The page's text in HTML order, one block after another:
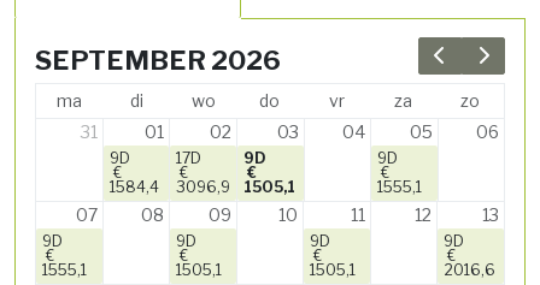
Previous
Next
SEPTEMBER 2026
ma di wo do vr za
zo
31
01
9D
€
1584,4
02
17D
€
3096,9
03
9D
€
1505,1
04 05
9D
€
1555,1
06
07
9D
€
1555,1
08 09
9D
€
1505,1
10 11
9D
€
1505,1
12 13
9D
€
2016,6